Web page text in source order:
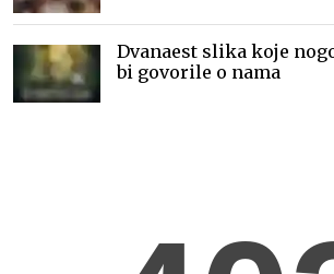
Dvanaest slika koje
bi govorile o nama